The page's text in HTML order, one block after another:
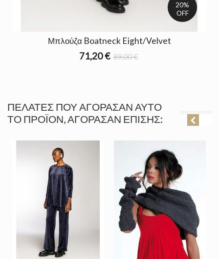
20%
OFF
Μπλούζα Boatneck Eight/Velvet
71,20 € 89,00 €
ΠΕΛΆΤΕΣ ΠΟΥ ΑΓΌΡΑΣΑΝ ΑΥΤΌ
ΤΟ ΠΡΟΪΌΝ, ΑΓΌΡΑΣΑΝ ΕΠΊΣΗΣ: